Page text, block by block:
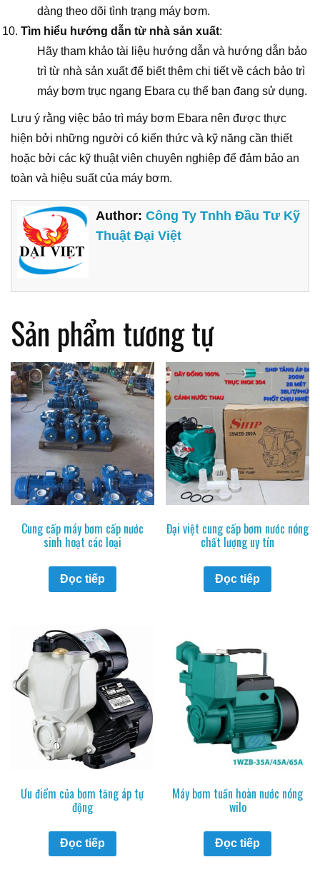
dàng theo dõi tình trạng máy bơm.
Tìm hiểu hướng dẫn từ nhà sản xuất:
Hãy tham khảo tài liệu hướng dẫn và hướng dẫn bảo
trì từ nhà sản xuất để biết thêm chi tiết về cách bảo trì
máy bơm trục ngang Ebara cụ thể bạn đang sử dụng.
Lưu ý rằng việc bảo trì máy bơm Ebara nên được thực
hiện bởi những người có kiến thức và kỹ năng cần thiết
hoặc bởi các kỹ thuật viên chuyên nghiệp để đảm bảo an
toàn và hiệu suất của máy bơm.
Author:Công Ty Tnhh Đầu Tư Kỹ
Thuật Đại Việt
Sản phẩm tương tự
Cung cấp máy bơm cấp nước
sinh hoạt các loại
Đọc tiếp
Đại việt cung cấp bơm nước nóng
chất lượng uy tín
Đọc tiếp
Ưu điểm của bơm tăng áp tự
động
Đọc tiếp
Máy bơm tuần hoàn nước nóng
wilo
Đọc tiếp